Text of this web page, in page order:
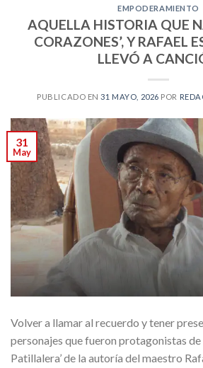
EMPODERAMIENTO
AQUELLA HISTORIA QUE
CORAZONES’, Y RAFAEL
LLEVÓ A
PUBLICADO EN31 MAYO, 2026 POR
31
May
Volver a llamar al recuerdo y tener
personajes que fueron protagonistas de
Patillalera’ de la autoría del maestro